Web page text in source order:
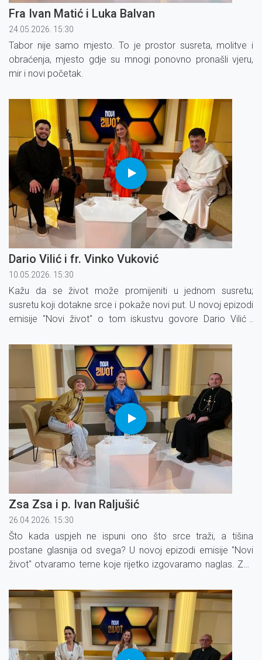
Fra Ivan Matić i Luka Balvan
24.05.2026. 15:30
Tabor nije samo mjesto. To je prostor susreta, molitve i
obraćenja, mjesto gdje su mnogi ponovno pronašli vjeru,
mir i novi početak.
Dario Vilić i fr. Vinko Vuković
10.05.2026. 15:30
Kažu da se život može promijeniti u jednom susretu;
susretu koji dotakne srce i pokaže novi put. U novoj epizodi
emisije ''Novi život'' o tom iskustvu govore Dario Vilić i
trenutke koji su ga mijenjali, dok o.
Zsa Zsa i p. Ivan Raljušić
26.04.2026. 15:30
Što kada uspjeh ne ispuni ono što srce traži, a tišina
postane glasnija od svega? U novoj epizodi emisije ''Novi
život'' otvaramo teme koje rijetko izgovaramo naglas. Zsa
prema Bogu.